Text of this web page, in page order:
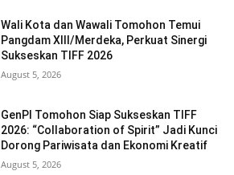
Wali Kota dan Wawali Tomohon Temui
Pangdam XIII/Merdeka, Perkuat Sinergi
Sukseskan TIFF 2026
August 5, 2026
GenPI Tomohon Siap Sukseskan TIFF
2026: “Collaboration of Spirit” Jadi Kunci
Dorong Pariwisata dan Ekonomi Kreatif
August 5, 2026